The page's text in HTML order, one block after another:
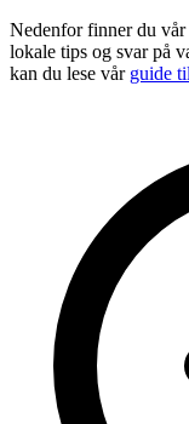
Nedenfor finner du
lokale tips og svar på
kan du lese vår guide